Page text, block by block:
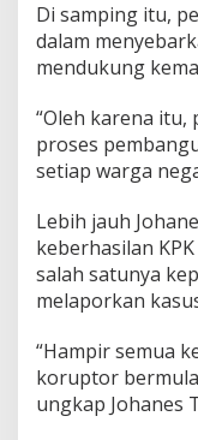
Di samping itu,
dalam
mendukung
“Oleh karena
proses
setiap warga
Lebih jauh
keberhasilan
salah satunya
melaporkan
“Hampir semua
koruptor
ungkap Johanes